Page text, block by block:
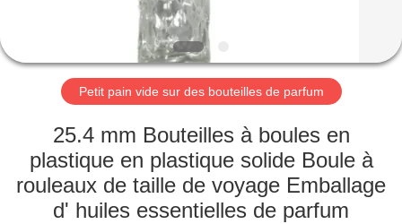
LE
SPECTACLE
PROPOS
Petit pain vide sur des bouteilles de parfum
25.4 mm Bouteilles à boules en
plastique en plastique solide Boule à
rouleaux de taille de voyage Emballage
d' huiles essentielles de parfum